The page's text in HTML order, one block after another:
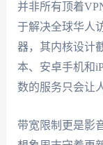
并非所有顶着
于解决全球华人
器，其内核设计
本、安卓手机和
数的服务只会让
带宽限制更是影